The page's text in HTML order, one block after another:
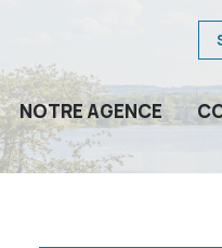
NOTRE AGENCE